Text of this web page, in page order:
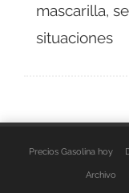
mascarilla,
situaciones
Precios Gasolina hoy
Archivo